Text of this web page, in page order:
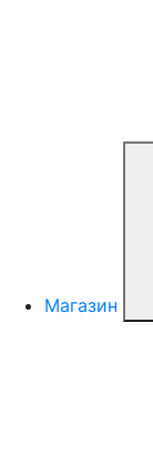
Магазин